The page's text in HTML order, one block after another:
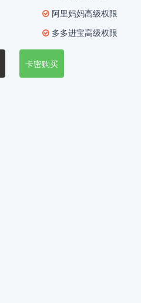
阿里妈妈高级权限
多多进宝高级权限
卡密购买